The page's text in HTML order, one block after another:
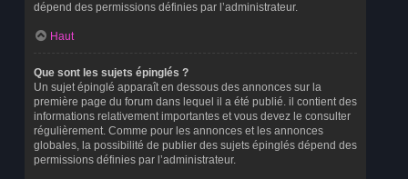
dépend des permissions définies par l’administrateur.
Haut
Que sont les sujets épinglés ?
Un sujet épinglé apparaît en dessous des annonces sur la
première page du forum dans lequel il a été publié. il contient des
informations relativement importantes et vous devez le consulter
régulièrement. Comme pour les annonces et les annonces
globales, la possibilité de publier des sujets épinglés dépend des
permissions définies par l’administrateur.